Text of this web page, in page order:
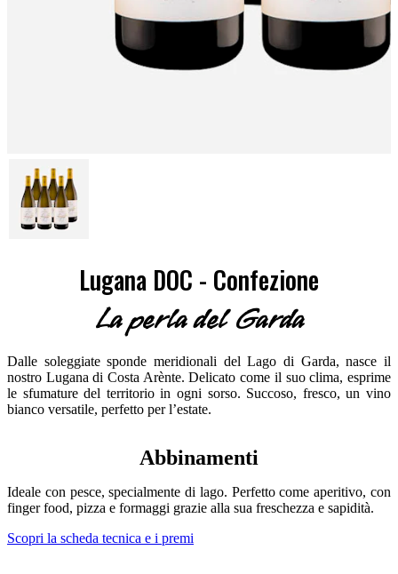
Lugana DOC - Confezione
La perla del Garda
Dalle soleggiate sponde meridionali del Lago di Garda, nasce il
nostro Lugana di Costa Arènte. Delicato come il suo clima, esprime
le sfumature del territorio in ogni sorso. Succoso, fresco, un vino
bianco versatile, perfetto per l’estate.
Abbinamenti
Ideale con pesce, specialmente di lago. Perfetto come aperitivo, con
finger food, pizza e formaggi grazie alla sua freschezza e sapidità.
Scopri la scheda tecnica e i premi